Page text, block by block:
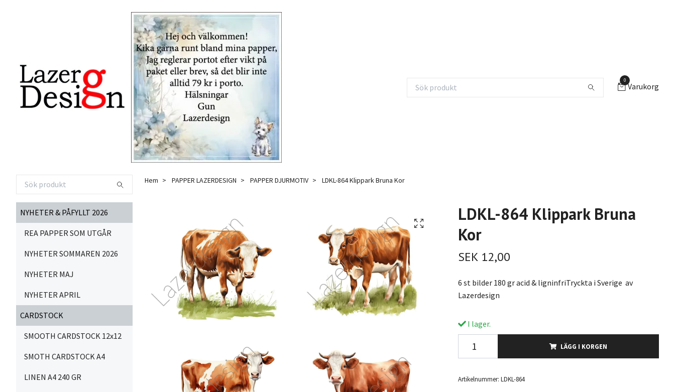
0
Varukorg
NYHETER & PÅFYLLT 2026
REA PAPPER SOM UTGÅR
NYHETER SOMMAREN 2026
NYHETER MAJ
NYHETER APRIL
CARDSTOCK
SMOOTH CARDSTOCK 12x12
SMOTH CARDSTOCK A4
LINEN A4 240 GR
Hem PAPPER LAZERDESIGN PAPPER DJURMOTIV LDKL-864 Klippark Bruna Kor
LDKL-864 Klippark Bruna
Kor
SEK 12,00
6 st bilder 180 gr acid & ligninfriTryckta i Sverige av
Lazerdesign
I lager.
LÄGG I KORGEN
Artikelnummer: LDKL-864